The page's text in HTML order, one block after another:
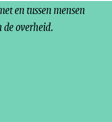
en tussen mensen
de overheid.